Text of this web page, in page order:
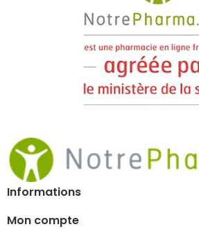
Informations
Mon compte